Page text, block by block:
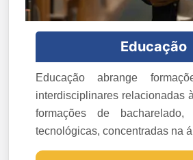
Educação
Educação abrange
interdisciplinares relacionadas
formações de
tecnológicas, concentradas na